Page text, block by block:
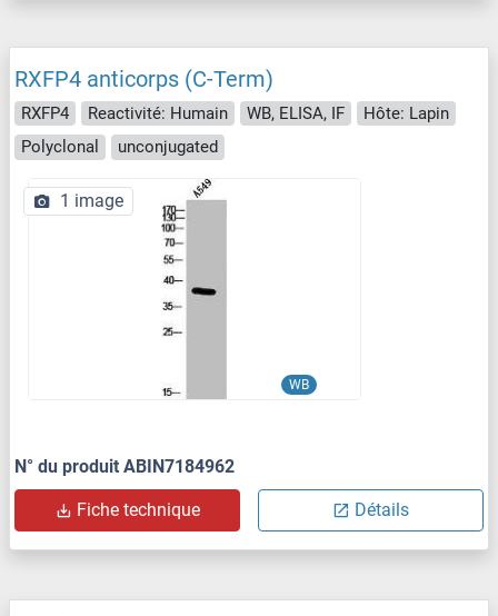
RXFP4 anticorps (C-Term)
RXFP4 Reactivité: Humain WB, ELISA, IF
Hôte: Lapin
Polyclonal
unconjugated
WB
1 image
N° du produit ABIN7184962
Fiche technique Détails